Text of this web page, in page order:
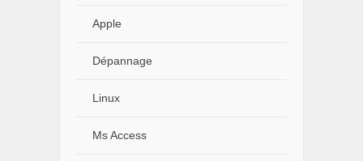
Apple
Dépannage
Linux
Ms Access